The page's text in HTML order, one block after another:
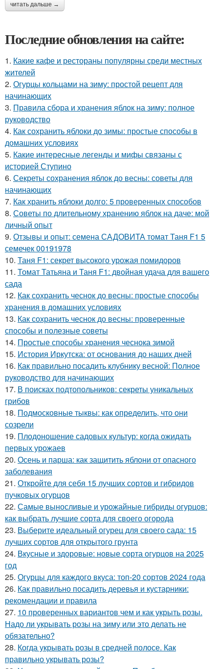
читать дальше →
Последние обновления на сайте:
1. Какие кафе и рестораны популярны среди местных
жителей
2. Огурцы кольцами на зиму: простой рецепт для
начинающих
3. Правила сбора и хранения яблок на зиму: полное
руководство
4. Как сохранить яблоки до зимы: простые способы в
домашних условиях
5. Какие интересные легенды и мифы связаны с
историей Ступино
6. Секреты сохранения яблок до весны: советы для
начинающих
7. Как хранить яблоки долго: 5 проверенных способов
8. Советы по длительному хранению яблок на даче: мой
личный опыт
9. Отзывы и опыт: семена САДОВИТА томат Таня F1 5
семечек 00191978
10. Таня F1: секрет высокого урожая помидоров
11. Томат Татьяна и Таня F1: двойная удача для вашего
сада
12. Как сохранить чеснок до весны: простые способы
хранения в домашних условиях
13. Как сохранить чеснок до весны: проверенные
способы и полезные советы
14. Простые способы хранения чеснока зимой
15. История Иркутска: от основания до наших дней
16. Как правильно посадить клубнику весной: Полное
руководство для начинающих
17. В поисках подтопольников: секреты уникальных
грибов
18. Подмосковные тыквы: как определить, что они
созрели
19. Плодоношение садовых культур: когда ожидать
первых урожаев
20. Осень и парша: как защитить яблони от опасного
заболевания
21. Откройте для себя 15 лучших сортов и гибридов
пучковых огурцов
22. Самые выносливые и урожайные гибриды огурцов:
как выбрать лучшие сорта для своего огорода
23. Выберите идеальный огурец для своего сада: 15
лучших сортов для открытого грунта
24. Вкусные и здоровые: новые сорта огурцов на 2025
год
25. Огурцы для каждого вкуса: топ-20 сортов 2024 года
26. Как правильно посадить деревья и кустарники:
рекомендации и правила
27. 10 проверенных вариантов чем и как укрыть розы.
Надо ли укрывать розы на зиму или это делать не
обязательно?
28. Когда укрывать розы в средней полосе. Как
правильно укрывать розы?